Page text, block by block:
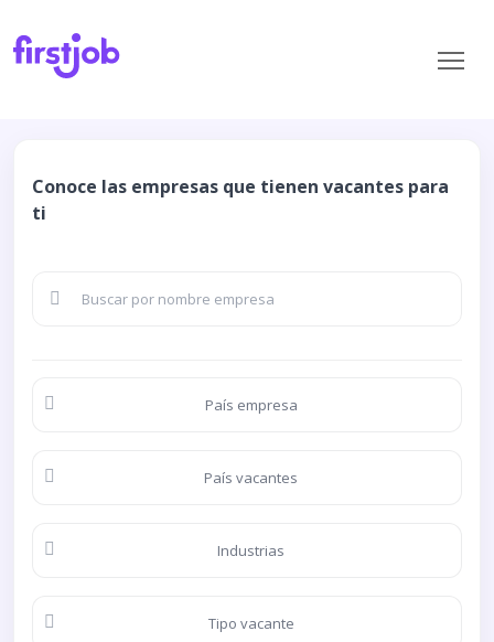
Conoce las empresas que tienen vacantes para
ti
País empresa
País vacantes
Industrias
Tipo vacante